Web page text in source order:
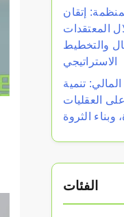
إتقان
المعتقدات
والتخطيط
الاستراتيجي
تنمية
العقليات
وبناء الثروة
الفئات